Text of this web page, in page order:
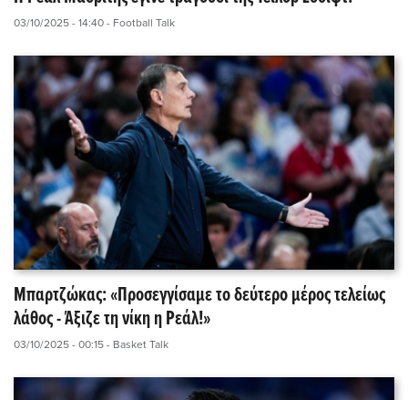
03/10/2025 - 14:40 - Football Talk
Μπαρτζώκας: «Προσεγγίσαμε το δεύτερο μέρος τελείως
λάθος - Άξιζε τη νίκη η Ρεάλ!»
03/10/2025 - 00:15 - Basket Talk